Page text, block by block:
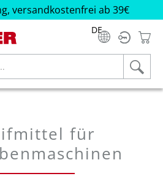
versandkostenfrei ab 39€
DE
für